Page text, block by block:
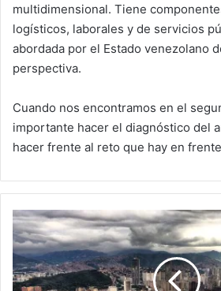
multidimensional. Tiene
logísticos, laborales y de servicios
abordada por el Estado venezolano
perspectiva.
Cuando nos encontramos en el
importante hacer el diagnóstico del
hacer frente al reto que hay en
Informe
Cualitativo
OVS
2022